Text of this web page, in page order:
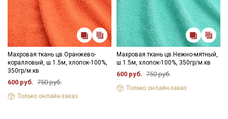
Махровая ткань цв.Оранжево-
коралловый, ш.1.5м, хлопок-100%,
350гр/м.кв
600 руб. 750 руб.
Только онлайн-заказ
Махровая ткань цв.Нежно-мятный,
ш.1.5м, хлопок-100%, 350гр/м.кв
600 руб. 750 руб.
Только онлайн-заказ
Секретная рассылка от Купава